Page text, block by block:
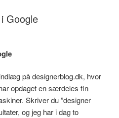
Google
på designerblog.dk, hvor
opdaget en særdeles fin
Skriver du ”designer
og jeg har i dag to